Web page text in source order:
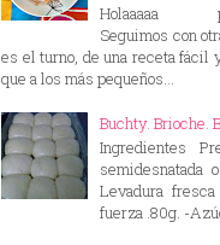
Holaaaaa
Seguimos con
es el turno, de una receta fácil
que a los más pequeños...
Buchty. Brioche.
Ingredientes
semidesnatada
Levadura
fuerza .80g. -